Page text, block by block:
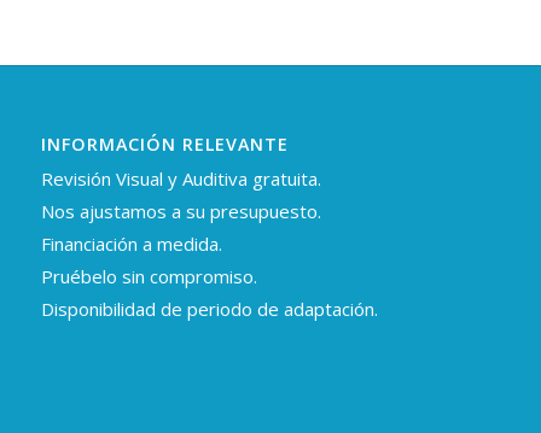
INFORMACIÓN RELEVANTE
Revisión Visual y Auditiva gratuita.
Nos ajustamos a su presupuesto.
Financiación a medida.
Pruébelo sin compromiso.
Disponibilidad de periodo de adaptación.